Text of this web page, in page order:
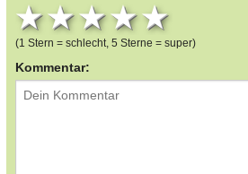
4 stars
3 stars
2 stars
1 star
(1 Stern = schlecht, 5 Sterne = super)
Kommentar: